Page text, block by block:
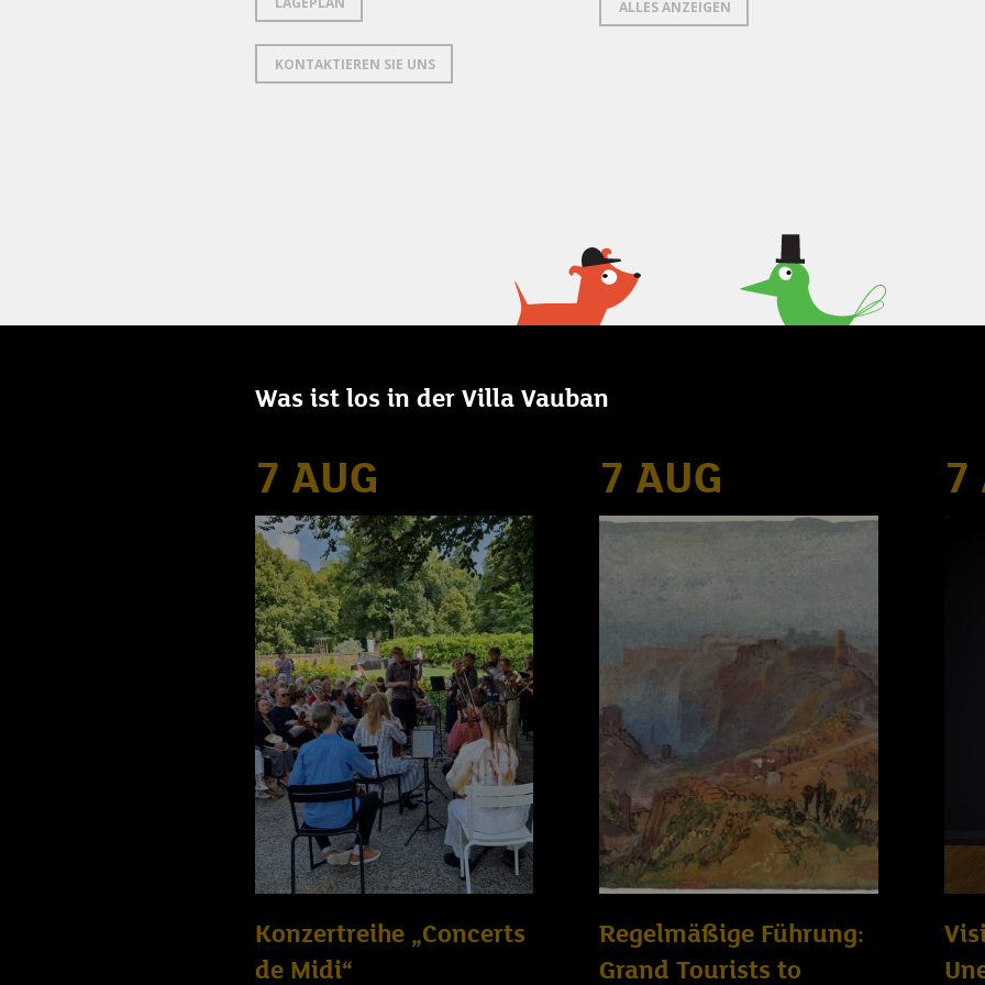
KONTAKTIEREN SIE UNS
ALLES ANZEIGEN
Was ist los in der Villa Vauban
7 AUG
Konzertreihe „Concerts
de Midi“
7 AUG
Regelmäßige Führung:
Grand Tourists to
7